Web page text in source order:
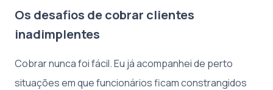
Os desafios de cobrar clientes
inadimplentes
Cobrar nunca foi fácil. Eu já acompanhei de perto
situações em que funcionários ficam constrangidos